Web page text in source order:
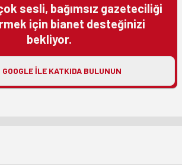
sesli, bağımsız gazeteciliği
için bianet desteğinizi
bekliyor.
GOOGLE ILE KATKIDA BULUNUN